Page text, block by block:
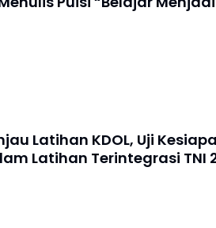
Latihan KDOL, Uji
Latihan Terintegrasi TNI